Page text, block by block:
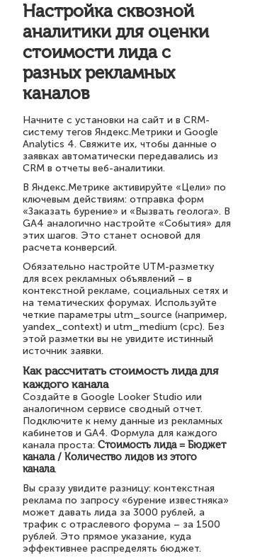
Настройка сквозной
аналитики для оценки
стоимости лида с
разных рекламных
каналов
Начните с установки на сайт и в CRM-
систему тегов Яндекс.Метрики и Google
Analytics 4. Свяжите их, чтобы данные о
заявках автоматически передавались из
CRM в отчеты веб-аналитики.
В Яндекс.Метрике активируйте «Цели» по
ключевым действиям: отправка форм
«Заказать бурение» и «Вызвать геолога». В
GA4 аналогично настройте «События» для
этих шагов. Это станет основой для
расчета конверсий.
Обязательно настройте UTM-разметку
для всех рекламных объявлений – в
контекстной рекламе, социальных сетях и
на тематических форумах. Используйте
четкие параметры utm_source (например,
yandex_context) и utm_medium (cpc). Без
этой разметки вы не увидите истинный
источник заявки.
Как рассчитать стоимость лида для
каждого канала
Создайте в Google Looker Studio или
аналогичном сервисе сводный отчет.
Подключите к нему данные из рекламных
кабинетов и GA4. Формула для каждого
канала проста: Стоимость лида = Бюджет
канала / Количество лидов из этого
канала.
Вы сразу увидите разницу: контекстная
реклама по запросу «бурение известняка»
может давать лида за 3000 рублей, а
трафик с отраслевого форума – за 1500
рублей. Это прямое указание, куда
эффективнее распределять бюджет.